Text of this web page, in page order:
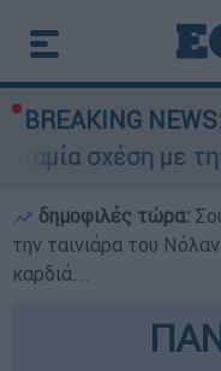
BREAKING
με την
δημοφιλές τώρα:
την ταινιάρα του
καρδιά...